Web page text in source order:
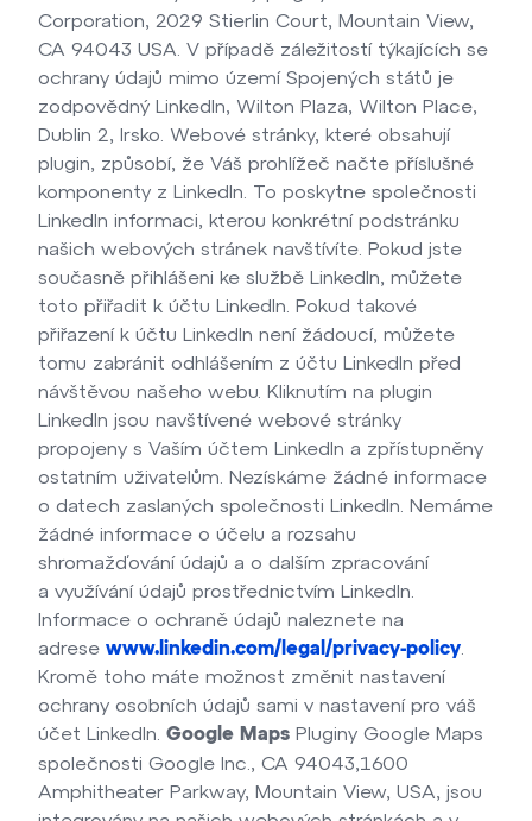
Corporation, 2029 Stierlin Court, Mountain View,
CA 94043 USA. V případě záležitostí týkajících se
ochrany údajů mimo území Spojených států je
zodpovědný LinkedIn, Wilton Plaza, Wilton Place,
Dublin 2, Irsko. Webové stránky, které obsahují
plugin, způsobí, že Váš prohlížeč načte příslušné
komponenty z LinkedIn. To poskytne společnosti
LinkedIn informaci, kterou konkrétní podstránku
našich webových stránek navštívíte. Pokud jste
současně přihlášeni ke službě LinkedIn, můžete
toto přiřadit k účtu LinkedIn. Pokud takové
přiřazení k účtu LinkedIn není žádoucí, můžete
tomu zabránit odhlášením z účtu LinkedIn před
návštěvou našeho webu. Kliknutím na plugin
LinkedIn jsou navštívené webové stránky
propojeny s Vaším účtem LinkedIn a zpřístupněny
ostatním uživatelům. Nezískáme žádné informace
o datech zaslaných společnosti LinkedIn. Nemáme
žádné informace o účelu a rozsahu
shromažďování údajů a o dalším zpracování
a využívání údajů prostřednictvím LinkedIn.
Informace o ochraně údajů naleznete na
adrese www.linkedin.com/legal/privacy-policy
Kromě toho máte možnost změnit nastavení
ochrany osobních údajů sami v nastavení pro váš
účet LinkedIn. Google Maps Pluginy Google Maps
společnosti Google Inc., CA 94043,1600
Amphitheater Parkway, Mountain View, USA, jsou